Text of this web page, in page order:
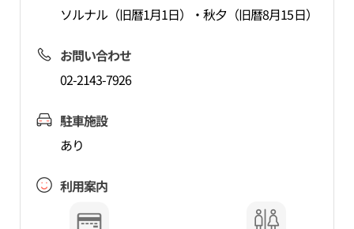
ソルナル（旧暦1月1日）・秋夕（旧暦8月15日）
お問い合わせ
02-2143-7926
駐車施設
あり
利用案内